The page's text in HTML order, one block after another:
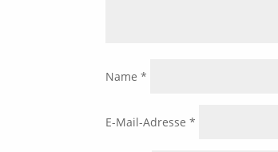
Name *
E-Mail-Adresse *